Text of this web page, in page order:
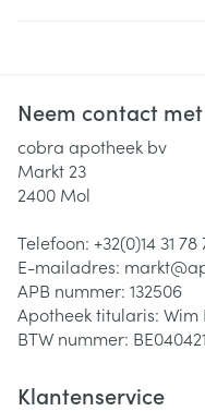
Neem contact
cobra apotheek bv
Markt 23
2400 Mol
Telefoon: +32(0)14 31 78
E-mailadres: markt@
APB nummer: 132506
Apotheek titularis: Wim
BTW nummer:
Klantenservice